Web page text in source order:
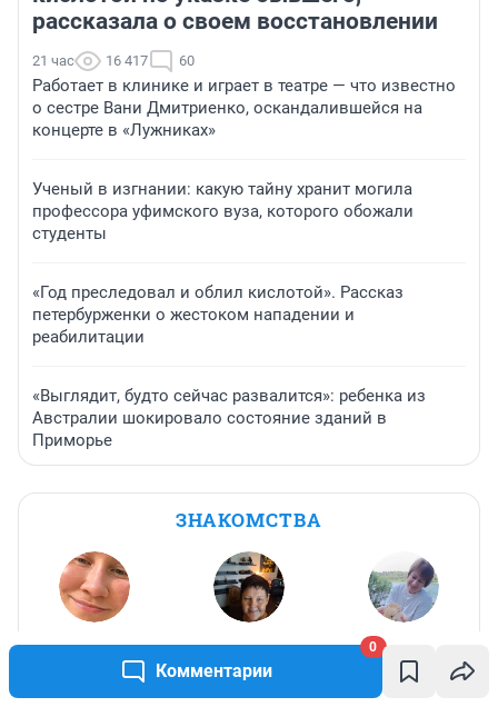
Комментарии
0
рассказала о своем восстановлении
21 час 16 417 60
Работает в клинике и играет в театре — что известно
о сестре Вани Дмитриенко, оскандалившейся на
концерте в «Лужниках»
Ученый в изгнании: какую тайну хранит могила
профессора уфимского вуза, которого обожали
студенты
«Год преследовал и облил кислотой». Рассказ
петербурженки о жестоком нападении и
реабилитации
«Выглядит, будто сейчас развалится»: ребенка из
Австралии шокировало состояние зданий в
Приморье
ЗНАКОМСТВА
Марина